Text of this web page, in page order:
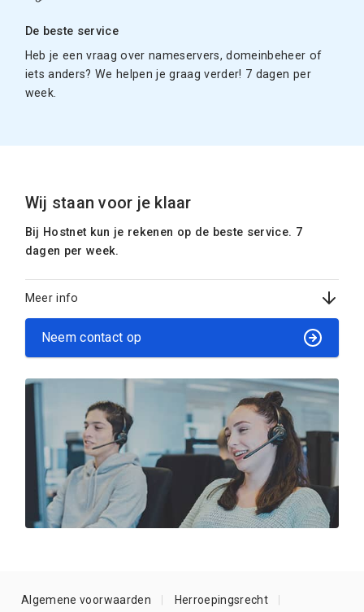
De beste service
Heb je een vraag over nameservers, domeinbeheer of
iets anders? We helpen je graag verder! 7 dagen per
week.
Wij staan voor je klaar
Bij Hostnet kun je rekenen op de beste service. 7
dagen per week.
Meer info
Neem contact op
Algemene voorwaarden Herroepingsrecht